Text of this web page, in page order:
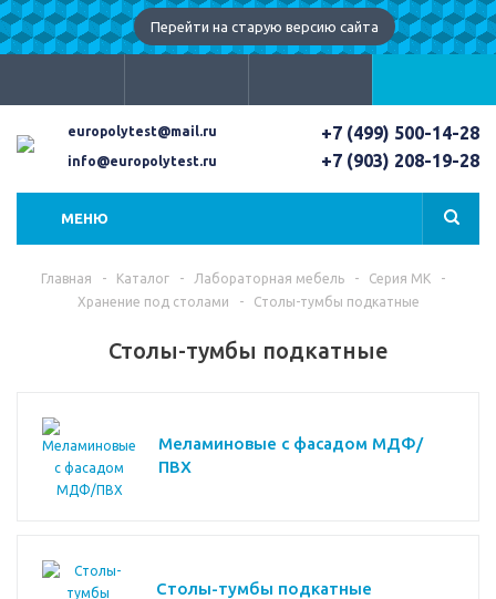
Перейти на старую версию сайта
europolytest@mail.ru
info@europolytest.ru
+7 (499) 500-14-28
+7 (903) 208-19-28
МЕНЮ
Главная - Каталог - Лабораторная мебель - Серия МК
-
Хранение под столами
- Столы-тумбы подкатные
Столы-тумбы подкатные
Меламиновые с фасадом МДФ/
ПВХ
Столы-тумбы подкатные